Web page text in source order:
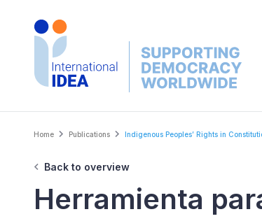
Breadcrumb
Home Publications Indigenous Peoples’ Rights in
Back to overview
Herramienta